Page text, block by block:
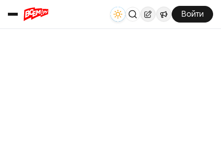
Войти